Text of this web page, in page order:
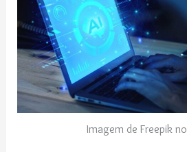
Imagem de Freepik no